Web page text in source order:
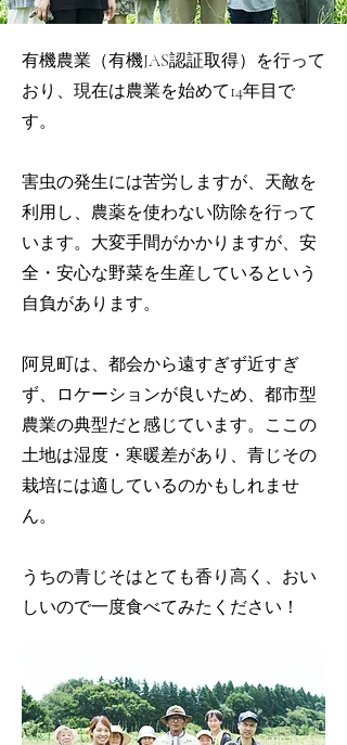
有機農業（有機JAS認証取得）を行って
おり、現在は農業を始めて14年目で
す。
害虫の発生には苦労しますが、天敵を
利用し、農薬を使わない防除を行って
います。大変手間がかかりますが、安
全・安心な野菜を生産しているという
自負があります。
阿見町は、都会から遠すぎず近すぎ
ず、ロケーションが良いため、都市型
農業の典型だと感じています。ここの
土地は湿度・寒暖差があり、青じその
栽培には適しているのかもしれませ
ん。
うちの青じそはとても香り高く、おい
しいので一度食べてみたください！